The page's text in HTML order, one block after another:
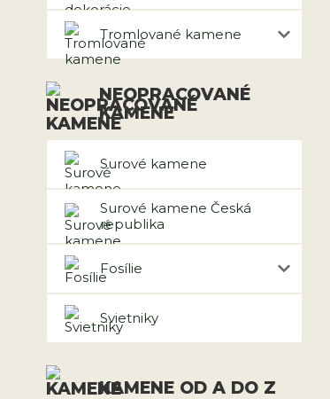
Tromlované kamene
NEOPRACOVANÉ
KAMENE
Surové kamene
Surové kamene Česká
republika
Fosílie
Svietniky
KAMENE OD A DO Z